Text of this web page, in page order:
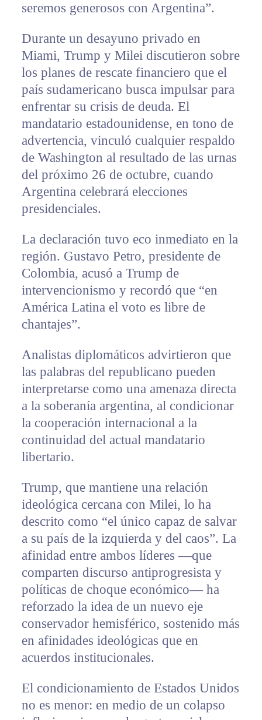
seremos generosos con Argentina”.
Durante un desayuno privado en
Miami, Trump y Milei discutieron sobre
los planes de rescate financiero que el
país sudamericano busca impulsar para
enfrentar su crisis de deuda. El
mandatario estadounidense, en tono de
advertencia, vinculó cualquier respaldo
de Washington al resultado de las urnas
del próximo 26 de octubre, cuando
Argentina celebrará elecciones
presidenciales.
La declaración tuvo eco inmediato en la
región. Gustavo Petro, presidente de
Colombia, acusó a Trump de
intervencionismo y recordó que “en
América Latina el voto es libre de
chantajes”.
Analistas diplomáticos advirtieron que
las palabras del republicano pueden
interpretarse como una amenaza directa
a la soberanía argentina, al condicionar
la cooperación internacional a la
continuidad del actual mandatario
libertario.
Trump, que mantiene una relación
ideológica cercana con Milei, lo ha
descrito como “el único capaz de salvar
a su país de la izquierda y del caos”. La
afinidad entre ambos líderes —que
comparten discurso antiprogresista y
políticas de choque económico— ha
reforzado la idea de un nuevo eje
conservador hemisférico, sostenido más
en afinidades ideológicas que en
acuerdos institucionales.
El condicionamiento de Estados Unidos
no es menor: en medio de un colapso